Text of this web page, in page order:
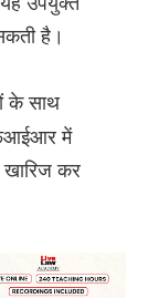
है।
के साथ
में
खारिज कर